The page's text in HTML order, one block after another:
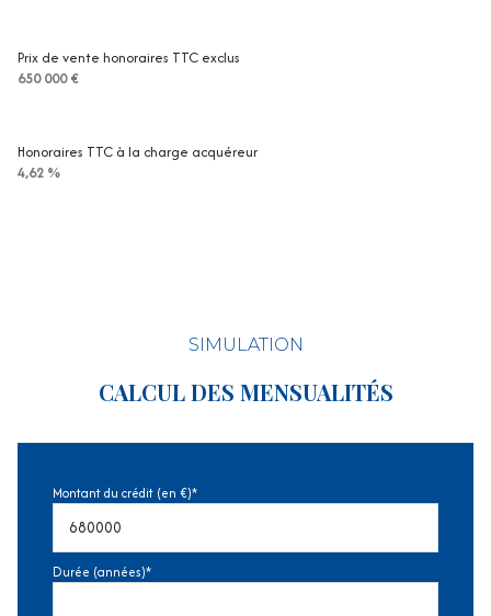
Prix de vente honoraires TTC exclus
650 000 €
Honoraires TTC à la charge acquéreur
4,62 %
SIMULATION
CALCUL DES MENSUALITÉS
Montant du crédit (en €)*
Durée (années)*